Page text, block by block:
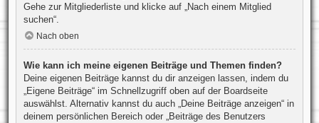
Gehe zur Mitgliederliste und klicke auf „Nach einem Mitglied
suchen“.
Nach oben
Wie kann ich meine eigenen Beiträge und Themen finden?
Deine eigenen Beiträge kannst du dir anzeigen lassen, indem du
„Eigene Beiträge“ im Schnellzugriff oben auf der Boardseite
auswählst. Alternativ kannst du auch „Deine Beiträge anzeigen“ in
deinem persönlichen Bereich oder „Beiträge des Benutzers